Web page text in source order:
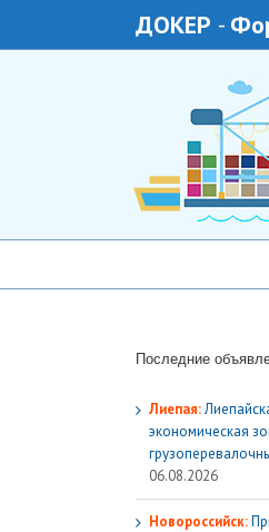
ДОКЕР -
Последние
Лиепая:
экономическая
06.08.2026
Новороссийск: